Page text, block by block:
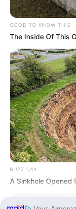
GOOD TO KNOW THIS
The Inside Of This
BUZZ DAY
A Sinkhole Opened